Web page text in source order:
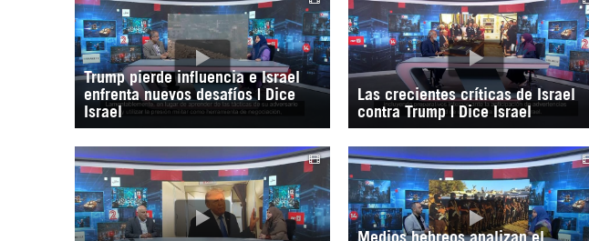
Trump pierde influencia e Israel
enfrenta nuevos desafíos | Dice
Israel
Las crecientes críticas de Israel
contra Trump | Dice Israel
Medios hebreos analizan el